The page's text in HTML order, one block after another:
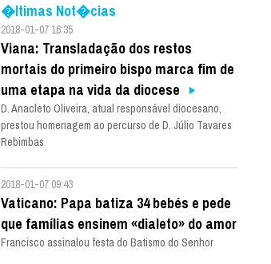
�ltimas Not�cias
2018-01-07 16:35
Viana: Transladação dos restos
mortais do primeiro bispo marca fim de
uma etapa na vida da diocese
D. Anacleto Oliveira, atual responsável diocesano,
prestou homenagem ao percurso de D. Júlio Tavares
Rebimbas
2018-01-07 09:43
Vaticano: Papa batiza 34 bebés e pede
que famílias ensinem «dialeto» do amor
Francisco assinalou festa do Batismo do Senhor